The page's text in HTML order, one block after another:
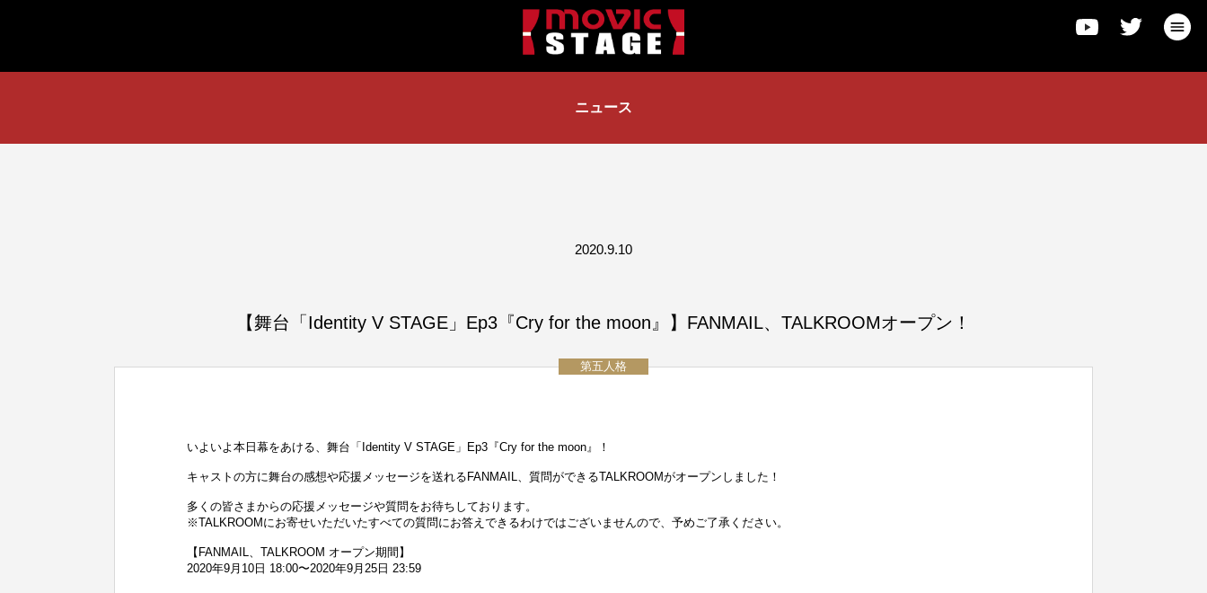
ニュース
2020.9.10
【舞台「Identity V STAGE」Ep3『Cry for the moon』】FANMAIL、TALKROOMオープン！
第五人格
いよいよ本日幕をあける、舞台「Identity V STAGE」Ep3『Cry for the moon』！
キャストの方に舞台の感想や応援メッセージを送れるFANMAIL、質問ができるTALKROOMがオープンしました！
多くの皆さまからの応援メッセージや質問をお待ちしております。
※TALKROOMにお寄せいただいたすべての質問にお答えできるわけではございませんので、予めご了承ください。
【FANMAIL、TALKROOM オープン期間】
2020年9月10日 18:00〜2020年9月25日 23:59